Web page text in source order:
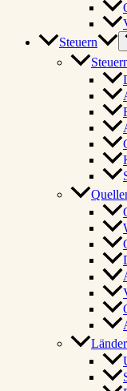
Steuern